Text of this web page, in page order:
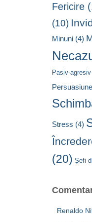
Fericire
(10)
Minuni(4)
Pasiv-agresiv
Persuasiune
Stress (4)
(20) Șefi
Renaldo